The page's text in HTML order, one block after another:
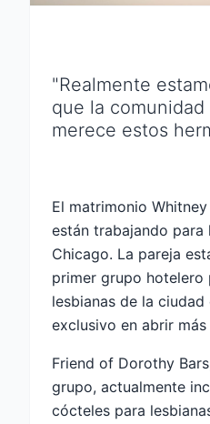
"Realmente
que la
merece estos
El matrimonio
están trabajando para
Chicago. La pareja
primer grupo hotelero
lesbianas de la
exclusivo en abrir
Friend of Dorothy
grupo, actualmente
cócteles para